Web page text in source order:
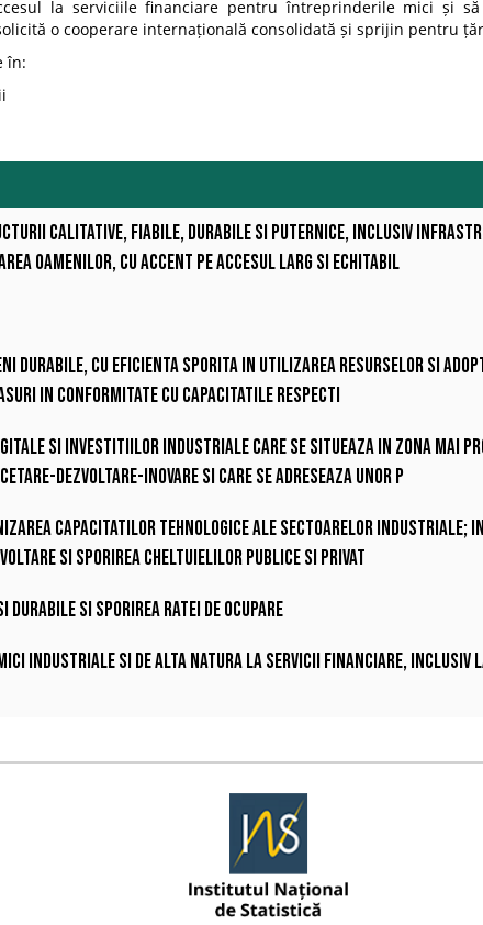
la serviciile financiare pentru întreprinderile mici și
o cooperare internațională consolidată și sprijin pentru
în:
calitative, fiabile, durabile si puternice, inclusiv
oamenilor, cu accent pe accesul larg si echitabil
durabile, cu eficienta sporita in utilizarea resurselor si
in conformitate cu capacitatile respecti
si investitiilor industriale care se situeaza in zona
dezvoltare-inovare si care se adreseaza unor p
capacitatilor tehnologice ale sectoarelor industriale;
si sporirea cheltuielilor publice si privat
si sporirea ratei de ocupare
industriale si de alta natura la servicii financiare,